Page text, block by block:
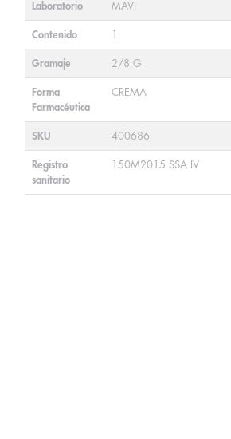
Laboratorio MAVI
Contenido 1
Gramaje 2/8 G
Forma
Farmacéutica
CREMA
SKU 400686
Registro
sanitario
150M2015 SSA IV